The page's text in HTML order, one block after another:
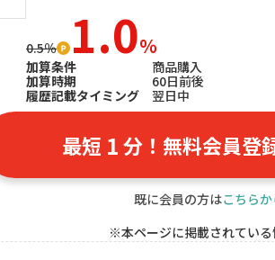
0.5％ 1.0％
加算条件
商品購入
加算時期
60日前後
履歴記載タイミング
翌日中
最短 1分！無料会員登
既に会員の方はこちら
※本ページに掲載されてい